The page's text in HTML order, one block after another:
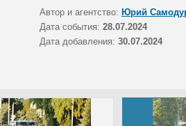
Автор и агентство: Юрий
Дата события: 28.07.2024
Дата добавления: 30.07.2024